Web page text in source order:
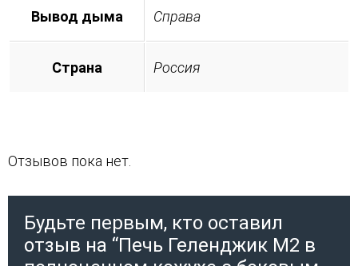
Вывод дыма Справа
Страна Россия
Отзывов пока нет.
Будьте первым, кто оставил
отзыв на “Печь Геленджик М2 в